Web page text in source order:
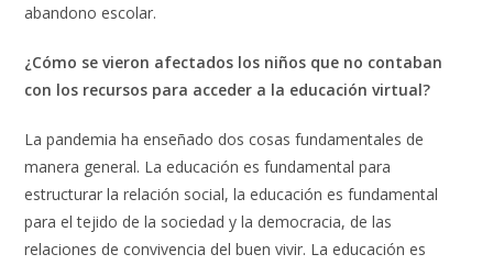
abandono escolar.
¿Cómo se vieron afectados los niños que no contaban
con los recursos para acceder a la educación virtual?
La pandemia ha enseñado dos cosas fundamentales de
manera general. La educación es fundamental para
estructurar la relación social, la educación es fundamental
para el tejido de la sociedad y la democracia, de las
relaciones de convivencia del buen vivir. La educación es